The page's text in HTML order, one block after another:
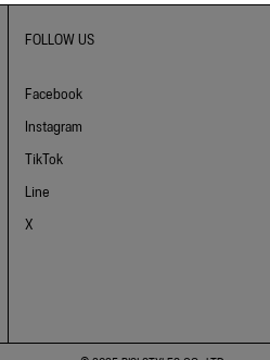
FOLLOW US
Facebook
Instagram
TikTok
Line
X